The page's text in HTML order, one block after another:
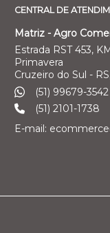
CENTRAL DE
Matriz - Agro
Estrada RST 453,
Primavera
Cruzeiro do Sul -
(51) 99679-3542
(51) 2101-1738
E-mail: